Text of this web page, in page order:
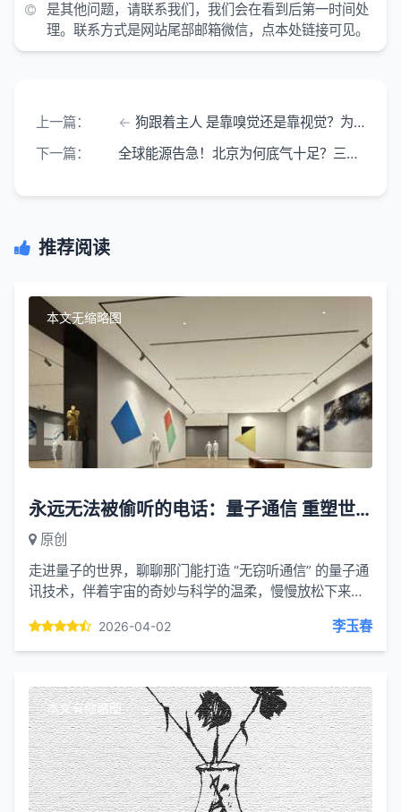
是其他问题，请联系我们，我们会在看到后第一时间处
理。联系方式是网站尾部邮箱微信，点本处链接可见。
上一篇：
狗跟着主人 是靠嗅觉还是靠视觉？为什么有的狗一撒手就跑丢？
下一篇：
全球能源告急！北京为何底气十足？三十年前的布局现在才看懂
推荐阅读
本文无缩略图
永远无法被偷听的电话：量子通信 重塑世界的神秘力量
原创
走进量子的世界，聊聊那门能打造 “无窃听通信” 的量子通
讯技术，伴着宇宙的奇妙与科学的温柔，慢慢放松下来。
都永远...
2026-04-02 李玉春
本文有缩略图